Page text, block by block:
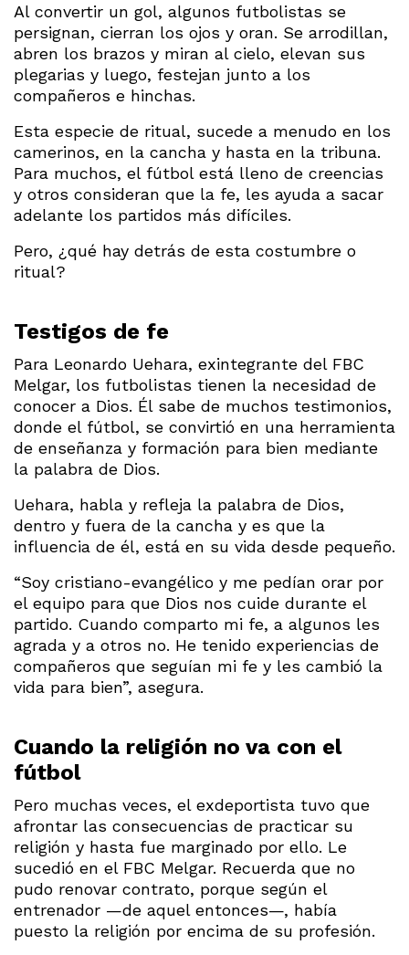
Al convertir un gol, algunos futbolistas se
persignan, cierran los ojos y oran. Se arrodillan,
abren los brazos y miran al cielo, elevan sus
plegarias y luego, festejan junto a los
compañeros e hinchas.
Esta especie de ritual, sucede a menudo en los
camerinos, en la cancha y hasta en la tribuna.
Para muchos, el fútbol está lleno de creencias
y otros consideran que la fe, les ayuda a sacar
adelante los partidos más difíciles.
Pero, ¿qué hay detrás de esta costumbre o
ritual?
Testigos de fe
Para Leonardo Uehara, exintegrante del FBC
Melgar, los futbolistas tienen la necesidad de
conocer a Dios. Él sabe de muchos testimonios,
donde el fútbol, se convirtió en una herramienta
de enseñanza y formación para bien mediante
la palabra de Dios.
Uehara, habla y refleja la palabra de Dios,
dentro y fuera de la cancha y es que la
influencia de él, está en su vida desde pequeño.
“Soy cristiano-evangélico y me pedían orar por
el equipo para que Dios nos cuide durante el
partido. Cuando comparto mi fe, a algunos les
agrada y a otros no. He tenido experiencias de
compañeros que seguían mi fe y les cambió la
vida para bien”, asegura.
Cuando la religión no va con el
fútbol
Pero muchas veces, el exdeportista tuvo que
afrontar las consecuencias de practicar su
religión y hasta fue marginado por ello. Le
sucedió en el FBC Melgar. Recuerda que no
pudo renovar contrato, porque según el
entrenador —de aquel entonces—, había
puesto la religión por encima de su profesión.